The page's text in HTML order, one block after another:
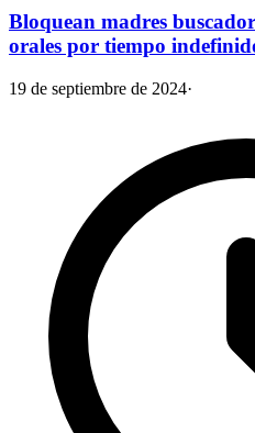
Bloquean madres
orales por tiempo
19 de septiembre de 2024·